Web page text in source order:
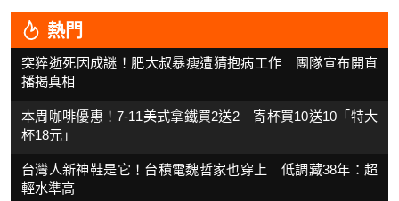
熱門
突猝逝死因成謎！肥大叔暴瘦遭猜抱病工作 團隊宣布開直
播揭真相
本周咖啡優惠！7-11美式拿鐵買2送2 寄杯買10送10「特大
杯18元」
台灣人新神鞋是它！台積電魏哲家也穿上 低調藏38年：超
輕水準高